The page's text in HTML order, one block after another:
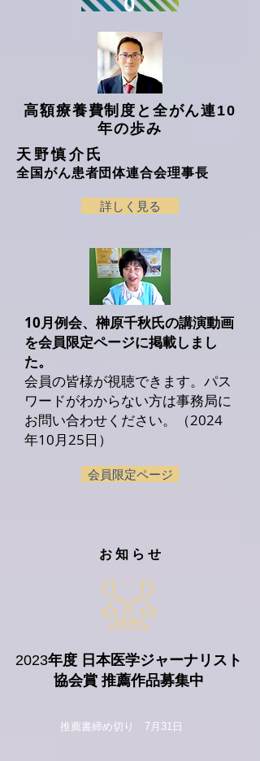
高額療養費制度と全がん連10
年の歩み
天野慎介氏
全国がん患者団体連合会理事長
詳しく見る
10月例会、榊原千秋氏の講演動画
を会員限定ページに掲載しまし
た。
会員の皆様が視聴できます。パス
ワードがわからない方は事務局に
お問い合わせください。（2024
年10月25日）
会員限定ページ
お知らせ
​2023年度 日本医学ジャーナリスト
協会賞 推薦作品募集中
​推薦書締め切り 7月31日